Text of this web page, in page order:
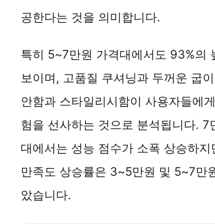
공한다는 것을 의미합니다.
특히 5~7만원 가격대에서도 93%의
보이며, 고품질 쿠셔닝과 두꺼운 굽
안함과 스타일리시함이 사용자들에
험을 선사하는 것으로 분석됩니다. 7
대에서는 성능 점수가 소폭 상승하지
만족도 상승률은 3~5만원 및 5~7만
았습니다.